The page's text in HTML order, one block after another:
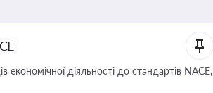
економічної діяльності до стандартів NACE,